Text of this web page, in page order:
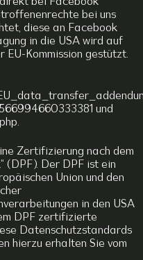
bei uns
diese an Facebook
in die USA wird auf
Kommission gestützt.
und
Zertifizierung nach dem
(DPF). Der DPF ist ein
Union und den
in den USA
DPF zertifizierte
Datenschutzstandards
hierzu erhalten Sie vom